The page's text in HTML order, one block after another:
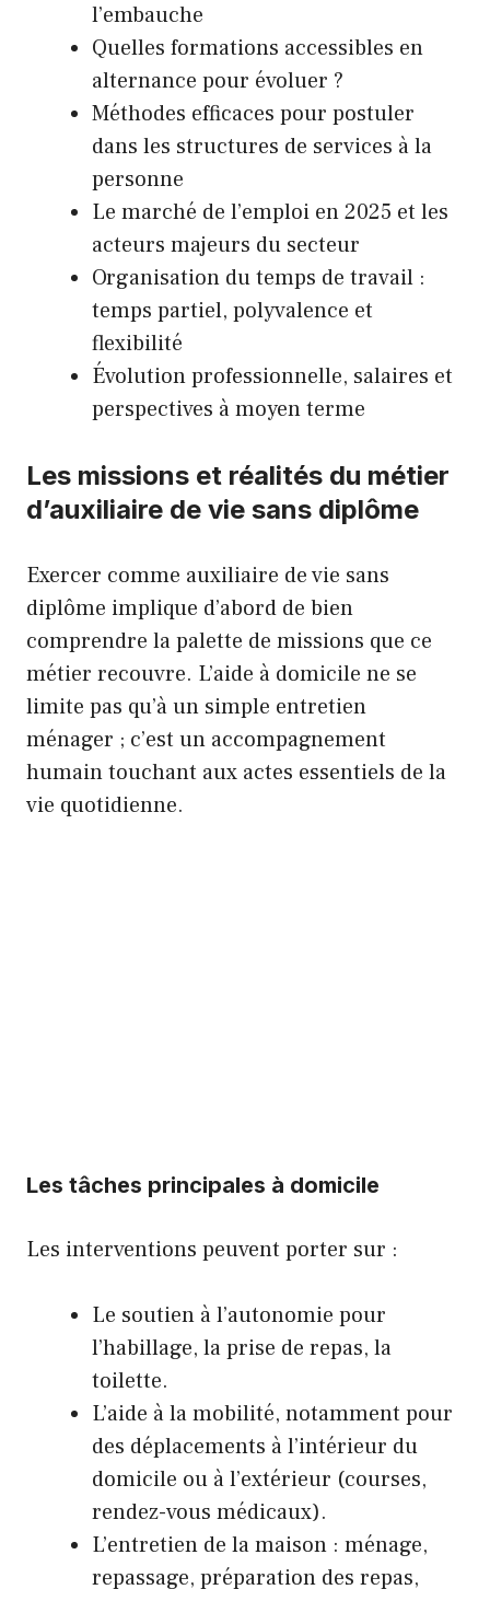
l’embauche
Quelles formations accessibles en
alternance pour évoluer ?
Méthodes efficaces pour postuler
dans les structures de services à la
personne
Le marché de l’emploi en 2025 et les
acteurs majeurs du secteur
Organisation du temps de travail :
temps partiel, polyvalence et
flexibilité
Évolution professionnelle, salaires et
perspectives à moyen terme
Les missions et réalités du métier
d’auxiliaire de vie sans diplôme
Exercer comme auxiliaire de vie sans
diplôme implique d’abord de bien
comprendre la palette de missions que ce
métier recouvre. L’aide à domicile ne se
limite pas qu’à un simple entretien
ménager ; c’est un accompagnement
humain touchant aux actes essentiels de la
vie quotidienne.
Les tâches principales à domicile
Les interventions peuvent porter sur :
Le soutien à l’autonomie pour
l’habillage, la prise de repas, la
toilette.
L’aide à la mobilité, notamment pour
des déplacements à l’intérieur du
domicile ou à l’extérieur (courses,
rendez-vous médicaux).
L’entretien de la maison : ménage,
repassage, préparation des repas,